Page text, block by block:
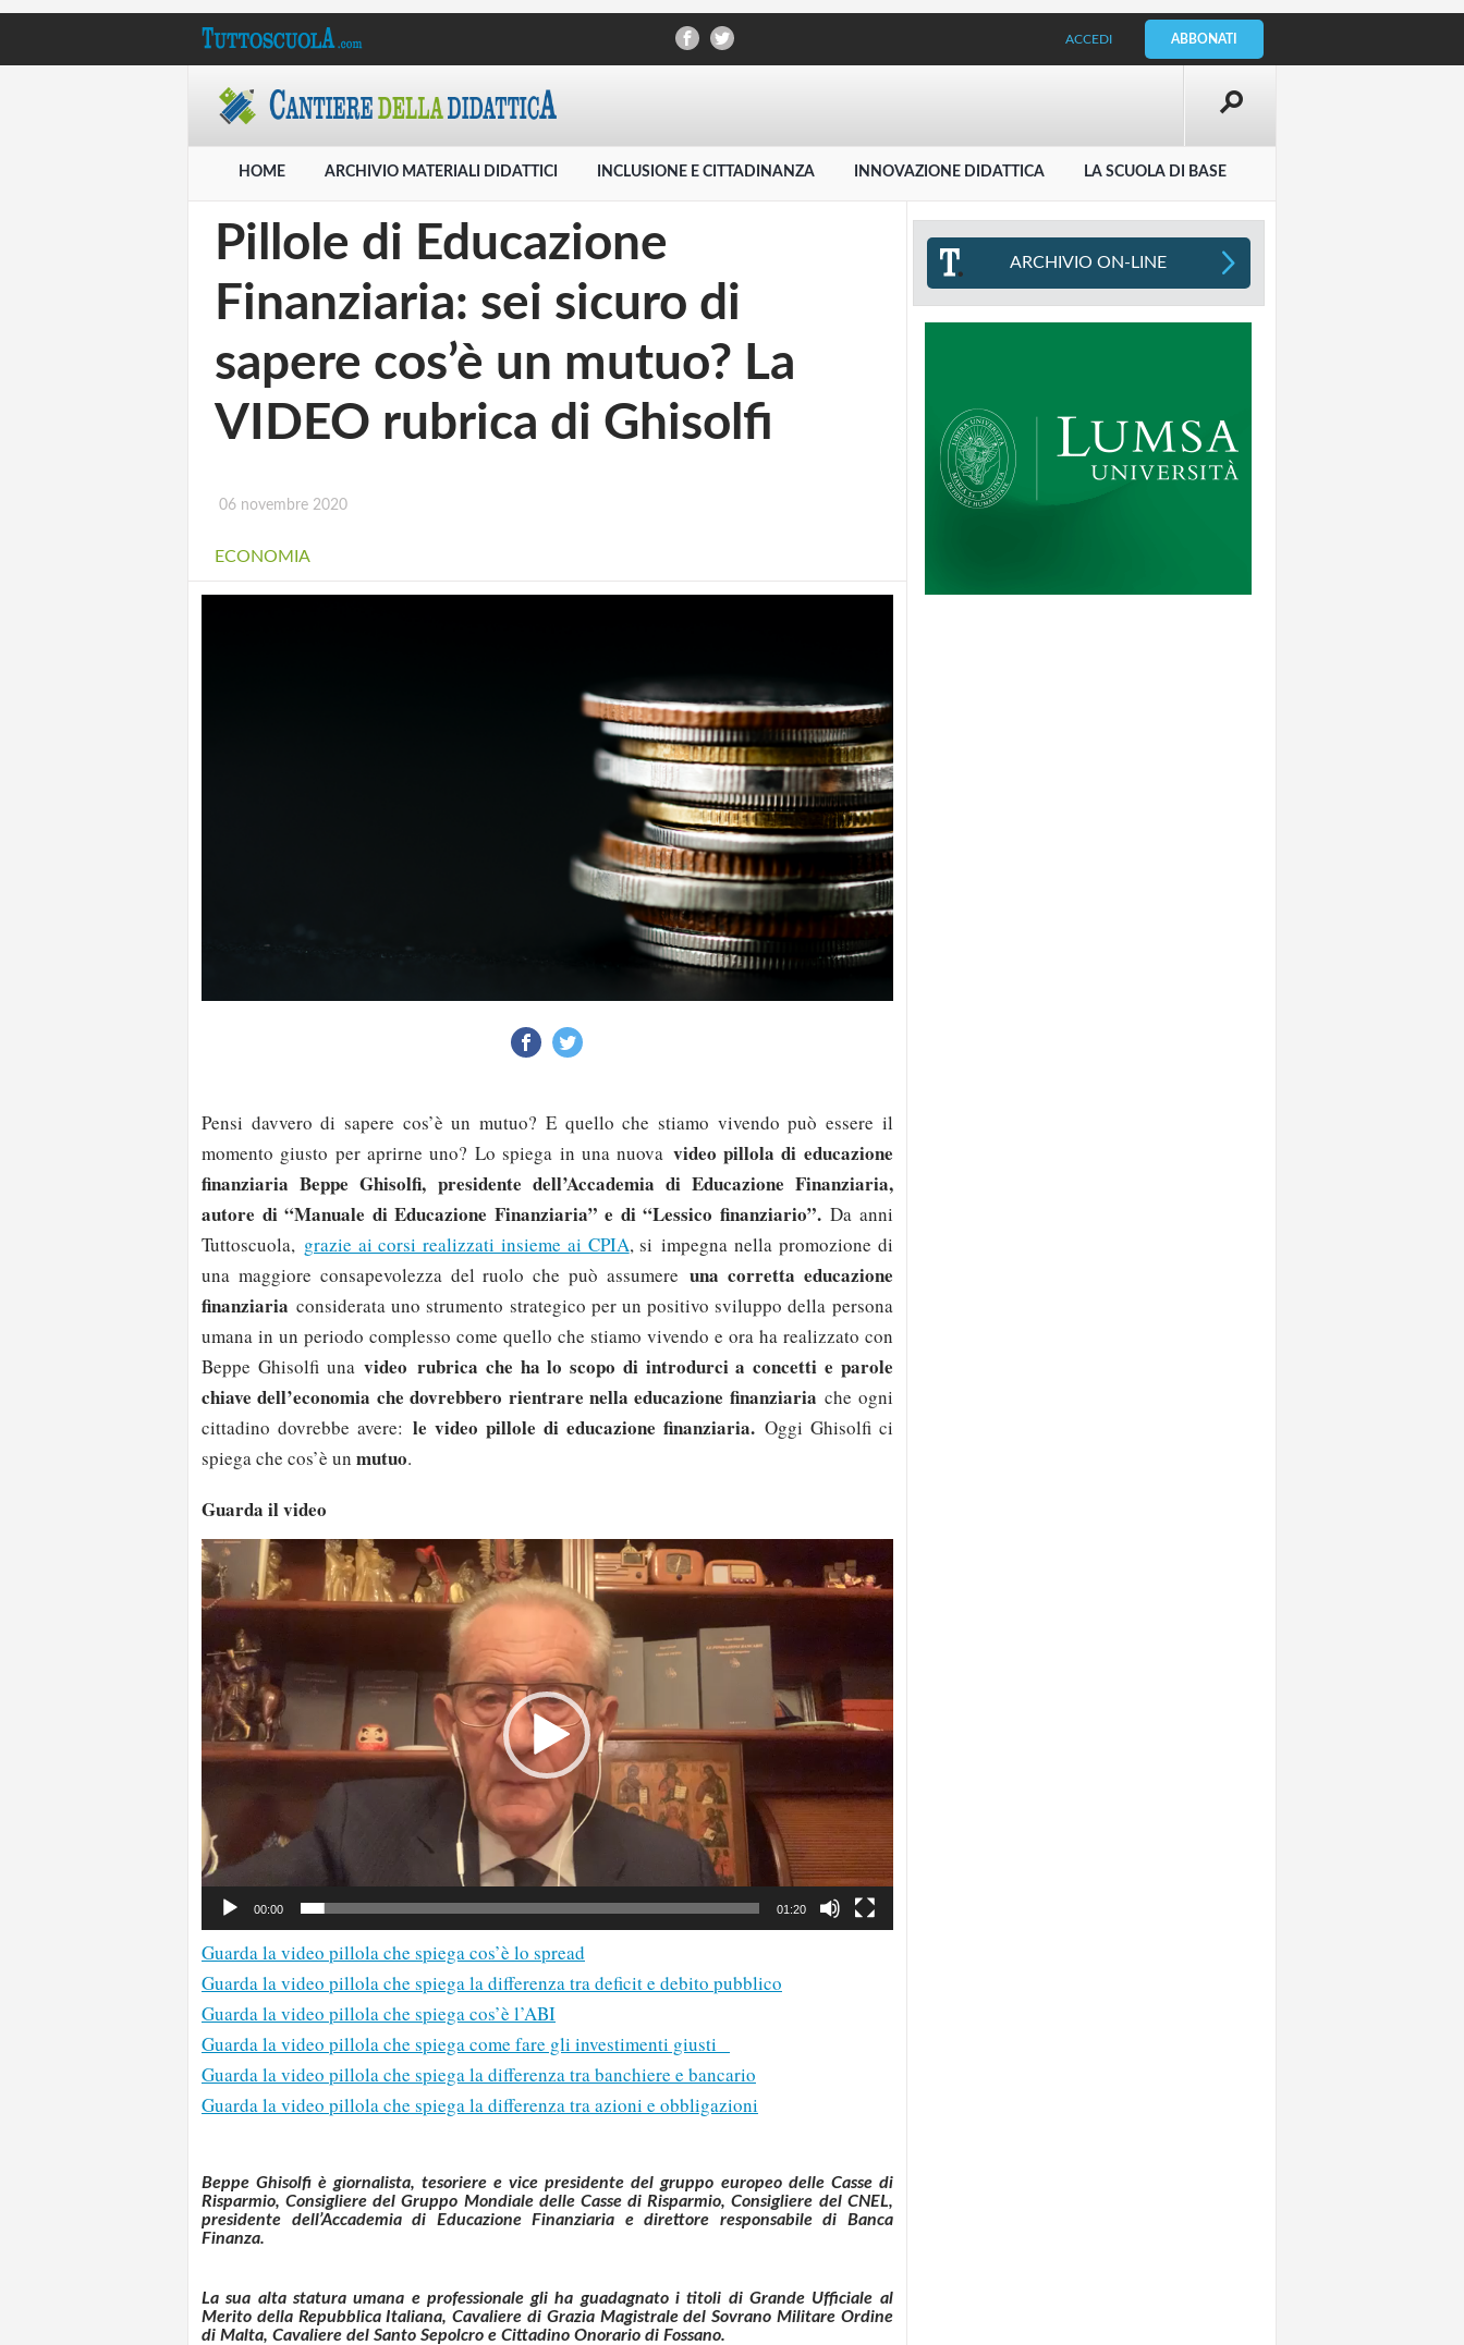
ACCEDI ABBONATI
HOME ARCHIVIO MATERIALI DIDATTICI INCLUSIONE E CITTADINANZA INNOVAZIONE DIDATTICA LA SCUOLA DI BASE
Pillole di Educazione
Finanziaria: sei sicuro di
sapere cos’è un mutuo? La
VIDEO rubrica di Ghisolfi
06 novembre 2020
ECONOMIA
Pensi davvero di sapere cos’è un mutuo? E quello che stiamo vivendo può essere il
momento giusto per aprirne uno? Lo spiega in una nuova video pillola di educazione
finanziaria Beppe Ghisolfi, presidente dell’Accademia di Educazione Finanziaria,
autore di “Manuale di Educazione Finanziaria” e di “Lessico finanziario”.Da anni
Tuttoscuola, grazie ai corsi realizzati insieme ai CPIA, si impegna nella promozione di
una maggiore consapevolezza del ruolo che può assumere una corretta educazione
finanziaria considerata uno strumento strategico per un positivo sviluppo della persona
umana in un periodo complesso come quello che stiamo vivendo e ora ha realizzato con
Beppe Ghisolfi unavideorubrica che ha lo scopo di introdurci a concetti e parole
chiave dell’economia che dovrebbero rientrare nella educazione finanziaria che ogni
cittadino dovrebbe avere: le video pillole di educazione finanziaria. Oggi Ghisolfi ci
spiega che cos’è un mutuo.
Guarda il video
Video
Player
00:00 01:20
Guarda la video pillola che spiega cos’è lo spread
Guarda la video pillola che spiega la differenza tra deficit e debito pubblico
Guarda la video pillola che spiega cos’è l’ABI
Guarda la video pillola che spiega come fare gli investimenti giusti
Guarda la video pillola che spiega la differenza tra banchiere e bancario
Guarda la video pillola che spiega la differenza tra azioni e obbligazioni
Beppe Ghisolfi è giornalista, tesoriere e vice presidente del gruppo europeo delle Casse di
Risparmio, Consigliere del Gruppo Mondiale delle Casse di Risparmio, Consigliere del CNEL,
presidente dell’Accademia di Educazione Finanziaria e direttore responsabile di Banca
Finanza.
La sua alta statura umana e professionale gli ha guadagnato i titoli di Grande Ufficiale al
Merito della Repubblica Italiana, Cavaliere di Grazia Magistrale del Sovrano Militare Ordine
di Malta, Cavaliere del Santo Sepolcro e Cittadino Onorario di Fossano.
ARCHIVIO ON-LINE